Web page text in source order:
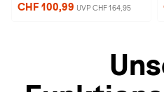
CHF 100,99 UVP CHF 164,95